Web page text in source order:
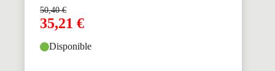
50,40€
35,21 €
Disponible